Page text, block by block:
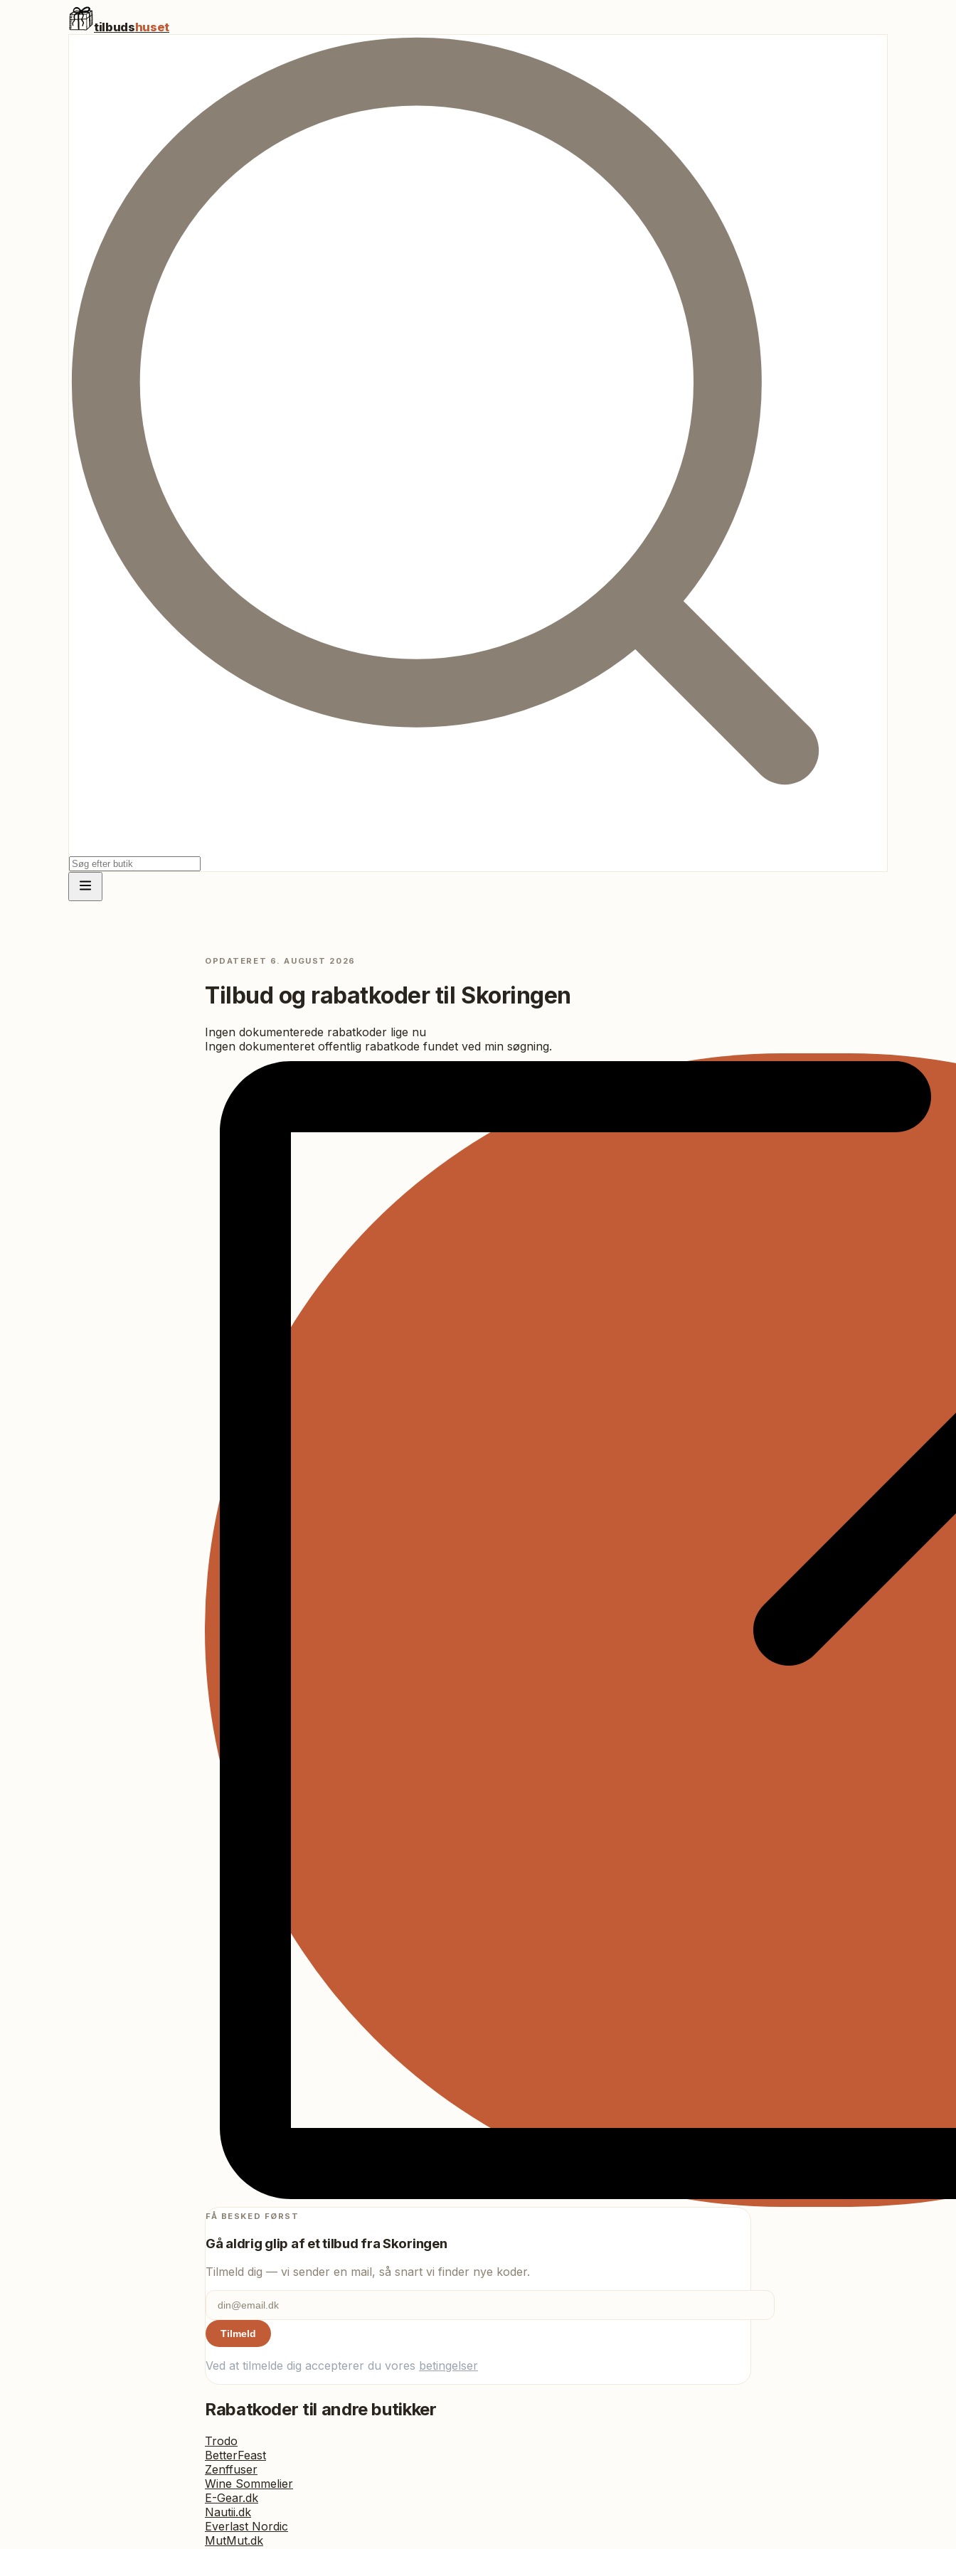
tilbudshuset
OPDATERET 6. AUGUST 2026
Tilbud og rabatkoder til Skoringen
Ingen dokumenterede rabatkoder lige nu
Ingen dokumenteret offentlig rabatkode fundet ved min søgning.
FÅ BESKED FØRST
Gå aldrig glip af et tilbud fraSkoringen
Tilmeld dig — vi sender en mail, så snart vi finder nye koder.
Tilmeld
Ved at tilmelde dig accepterer du vores betingelser
Rabatkoder til andre butikker
Trodo
BetterFeast
Zenffuser
Wine Sommelier
E-Gear.dk
Nautii.dk
Everlast Nordic
MutMut.dk